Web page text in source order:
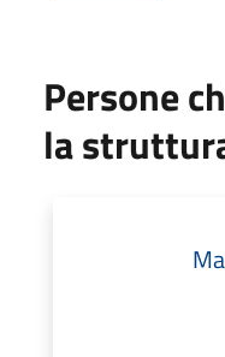
Persone
la